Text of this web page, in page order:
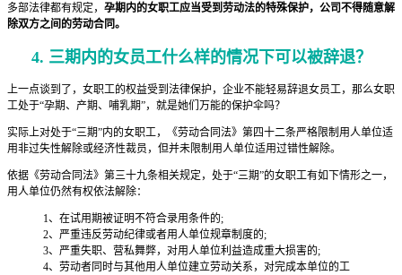
多部法律都有规定， 孕期内的女职工应当受到劳动法的特殊保护，公司不得随意解
除双方之间的劳动合同。
4. 三期内的女员工什么样的情况下可以被辞退？
上一点谈到了，女职工的权益受到法律保护，企业不能轻易辞退女员工，那么女职
工处于“孕期、产期、哺乳期”，就是她们万能的保护伞吗？
实际上对处于“三期”内的女职工，《劳动合同法》第四十二条严格限制用人单位适
用非过失性解除或经济性裁员，但并未限制用人单位适用过错性解除。
依据《劳动合同法》第三十九条相关规定，处于“三期”的女职工有如下情形之一，
用人单位仍然有权依法解除：
1、在试用期被证明不符合录用条件的;
2、严重违反劳动纪律或者用人单位规章制度的;
3、严重失职、营私舞弊，对用人单位利益造成重大损害的;
4、劳动者同时与其他用人单位建立劳动关系，对完成本单位的工